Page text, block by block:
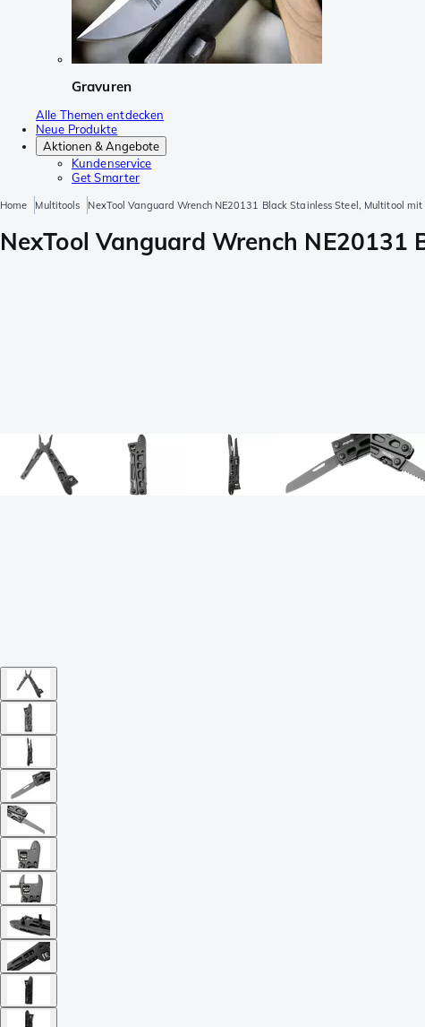
Gravuren
Alle Themen entdecken
Neue Produkte
Aktionen & Angebote
Kundenservice
Get Smarter
Home Multitools NexTool Vanguard Wrench NE20131 Black Stainless Steel, Multitool mit
NexTool Vanguard Wrench